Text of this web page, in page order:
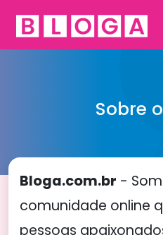
Sobre
Bloga.com.br -
comunidade online
pessoas